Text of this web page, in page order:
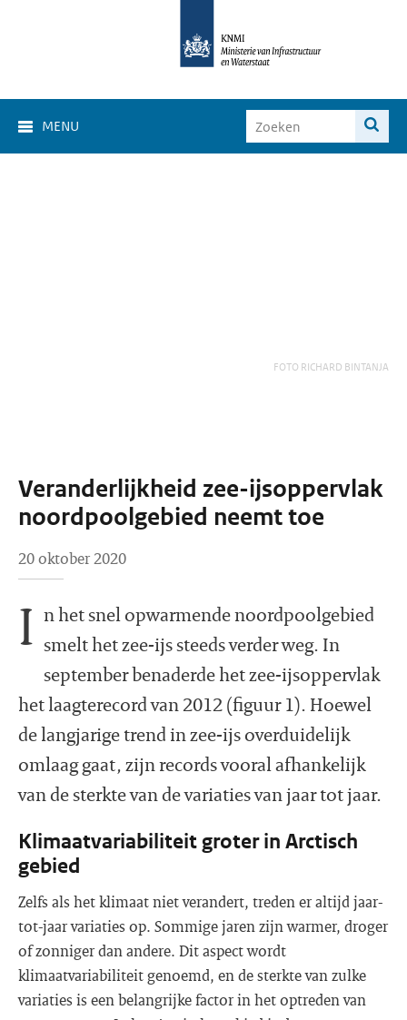
MENU
FOTO RICHARD BINTANJA
Veranderlijkheid zee-ijsoppervlak
noordpoolgebied neemt toe
20 oktober 2020
I n het snel opwarmende noordpoolgebied
smelt het zee-ijs steeds verder weg. In
september benaderde het zee-ijsoppervlak
het laagterecord van 2012 (figuur 1). Hoewel
de langjarige trend in zee-ijs overduidelijk
omlaag gaat, zijn records vooral afhankelijk
van de sterkte van de variaties van jaar tot jaar.
Klimaatvariabiliteit groter in Arctisch
gebied
Zelfs als het klimaat niet verandert, treden er altijd jaar-
tot-jaar variaties op. Sommige jaren zijn warmer, droger
of zonniger dan andere. Dit aspect wordt
klimaatvariabiliteit genoemd, en de sterkte van zulke
variaties is een belangrijke factor in het optreden van